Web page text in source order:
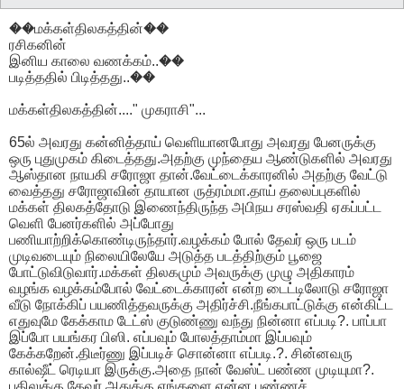
��மக்கள்திலகத்தின்��
ரசிகனின்
இனிய காலை வணக்கம்..��
படித்ததில் பிடித்தது..��
மக்கள்திலகத்தின்...." முகராசி"...
65ல் அவரது கன்னித்தாய் வெளியானபோது அவரது பேனருக்கு
ஒரு புதுமுகம் கிடைத்தது.அதற்கு முந்தைய ஆண்டுகளில் அவரது
ஆஸ்தான நாயகி சரோஜா தான்.வேட்டைக்காரனில் அதற்கு வேட்டு
வைத்தது சரோஜாவின் தாயான ருத்ரம்மா.தாய் தலைப்புகளில்
மக்கள் திலகத்தோடு இணைந்திருந்த அபிநய சரஸ்வதி ஏகப்பட்ட
வெளி பேனர்களில் அப்போது
பணியாற்றிக்கொண்டிருந்தார்.வழக்கம் போல் தேவர் ஒரு படம்
முடிவடையும் நிலையிலேயே அடுத்த படத்திற்கும் பூஜை
போட்டுவிடுவார்.மக்கள் திலகமும் அவருக்கு முழு அதிகாரம்
வழங்க வழக்கம்போல் வேட்டைக்காரன் என்ற டைட்டிலோடு சரோஜா
வீடு நோக்கிப் பயணித்தவருக்கு அதிர்ச்சி.நீங்கபாட்டுக்கு என்கிட்ட
எதுவுமே கேக்காம டேட்ஸ் குடுண்ணு வந்து நின்னா எப்படி?. பாப்பா
இப்போ பயங்கர பிஸி. எப்பவும் போலத்தாம்மா இப்பவும்
கேக்கறேன்.திடீர்ணு இப்படிச் சொன்னா எப்படி.?. சின்னவரு
கால்ஷீட் ரெடியா இருக்கு.அதை நான் வேஸ்ட் பண்ண முடியுமா?.